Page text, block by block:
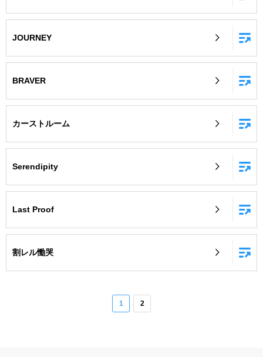
JOURNEY
BRAVER
カーストルーム
Serendipity
Last Proof
割レル慟哭
1 2